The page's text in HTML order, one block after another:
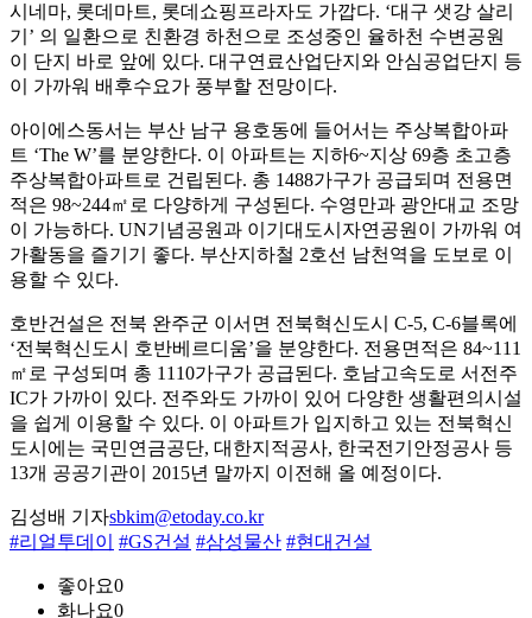
시네마, 롯데마트, 롯데쇼핑프라자도 가깝다. ‘대구 샛강 살리
기’ 의 일환으로 친환경 하천으로 조성중인 율하천 수변공원
이 단지 바로 앞에 있다. 대구연료산업단지와 안심공업단지 등
이 가까워 배후수요가 풍부할 전망이다.
아이에스동서는 부산 남구 용호동에 들어서는 주상복합아파
트 ‘The W’를 분양한다. 이 아파트는 지하6~지상 69층 초고층
주상복합아파트로 건립된다. 총 1488가구가 공급되며 전용면
적은 98~244㎡로 다양하게 구성된다. 수영만과 광안대교 조망
이 가능하다. UN기념공원과 이기대도시자연공원이 가까워 여
가활동을 즐기기 좋다. 부산지하철 2호선 남천역을 도보로 이
용할 수 있다.
호반건설은 전북 완주군 이서면 전북혁신도시 C-5, C-6블록에
‘전북혁신도시 호반베르디움’을 분양한다. 전용면적은 84~111
㎡로 구성되며 총 1110가구가 공급된다. 호남고속도로 서전주
IC가 가까이 있다. 전주와도 가까이 있어 다양한 생활편의시설
을 쉽게 이용할 수 있다. 이 아파트가 입지하고 있는 전북혁신
도시에는 국민연금공단, 대한지적공사, 한국전기안정공사 등
13개 공공기관이 2015년 말까지 이전해 올 예정이다.
김성배 기자sbkim@etoday.co.kr
#리얼투데이
#GS건설 #삼성물산 #현대건설
좋아요0
화나요0